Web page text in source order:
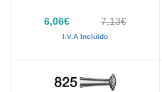
6,06€ 7,13€
I.V.A Incluido